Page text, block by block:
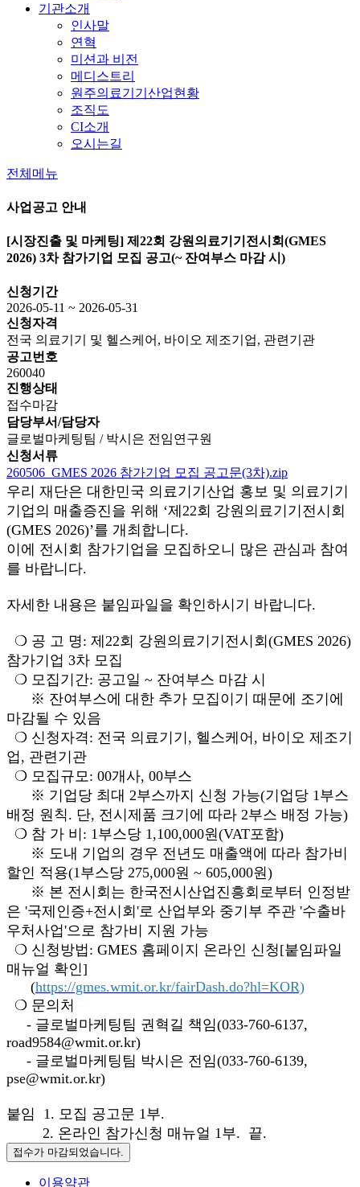
기관소개
인사말
연혁
미션과 비전
메디스트리
원주의료기기산업현황
조직도
CI소개
오시는길
전체메뉴
사업공고 안내
[시장진출 및 마케팅] 제22회 강원의료기기전시회(GMES
2026) 3차 참가기업 모집 공고(~ 잔여부스 마감 시)
신청기간
2026-05-11 ~ 2026-05-31
신청자격
전국 의료기기 및 헬스케어, 바이오 제조기업, 관련기관
공고번호
260040
진행상태
접수마감
담당부서/담당자
글로벌마케팅팀 / 박시은 전임연구원
신청서류
260506_GMES 2026 참가기업 모집 공고문(3차).zip
우리 재단은 대한민국 의료기기산업 홍보 및 의료기기
기업의 매출증진을 위해 ‘제22회 강원의료기기전시회
(GMES 2026)’를 개최합니다.
이에 전시회 참가기업을 모집하오니 많은 관심과 참여
를 바랍니다.
자세한 내용은 붙임파일을 확인하시기 바랍니다.
❍ 공 고 명: 제22회 강원의료기기전시회(GMES 2026)
참가기업 3차 모집
❍ 모집기간: 공고일 ~ 잔여부스 마감 시
※ 잔여부스에 대한 추가 모집이기 때문에 조기에
마감될 수 있음
❍ 신청자격: 전국 의료기기, 헬스케어, 바이오 제조기
업, 관련기관
❍ 모집규모: 00개사, 00부스
※ 기업당 최대 2부스까지 신청 가능(기업당 1부스
배정 원칙. 단, 전시제품 크기에 따라 2부스 배정 가능)
❍ 참 가 비: 1부스당 1,100,000원(VAT포함)
※ 도내 기업의 경우 전년도 매출액에 따라 참가비
할인 적용(1부스당 275,000원 ~ 605,000원)
※ 본 전시회는 한국전시산업진흥회로부터 인정받
은 '국제인증+전시회'로 산업부와 중기부 주관 '수출바
우처사업'으로 참가비 지원 가능
❍ 신청방법: GMES 홈페이지 온라인 신청[붙임파일
매뉴얼 확인]
(https://gmes.wmit.or.kr/fairDash.do?hl=KOR)
❍ 문의처
- 글로벌마케팅팀 권혁길 책임(033-760-6137,
road9584@wmit.or.kr)
- 글로벌마케팅팀 박시은 전임(033-760-6139,
pse@wmit.or.kr)
붙임 1. 모집 공고문 1부.
2. 온라인 참가신청 매뉴얼 1부. 끝.
접수가 마감되었습니다.
이용약관